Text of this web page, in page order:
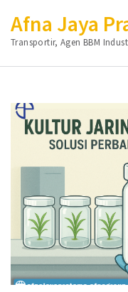
ke
konten
(Tekan
Afna Jaya
Transportir, Agen BBM